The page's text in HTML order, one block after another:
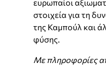
ευρωπαίοι
στοιχεία για τη
της Καμπούλ και
φύσης.
Με πληροφορίες